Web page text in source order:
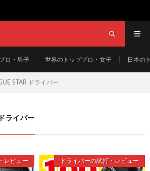
ロ・男子 世界のトッププロ・女子 日本の
STAR ドライバー
ライバー
レビュー ドライバーの試打・レビュー